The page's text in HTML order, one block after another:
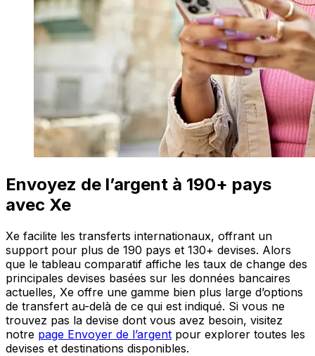
Envoyez de l’argent à 190+ pays
avec Xe
Xe facilite les transferts internationaux, offrant un
support pour plus de 190 pays et 130+ devises. Alors
que le tableau comparatif affiche les taux de change des
principales devises basées sur les données bancaires
actuelles, Xe offre une gamme bien plus large d’options
de transfert au-delà de ce qui est indiqué. Si vous ne
trouvez pas la devise dont vous avez besoin, visitez
notre page Envoyer de l’argent pour explorer toutes les
devises et destinations disponibles.